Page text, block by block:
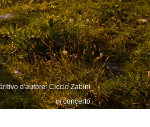
d'autore: Ciccio Zabini
in concerto